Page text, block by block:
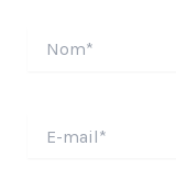
mail*